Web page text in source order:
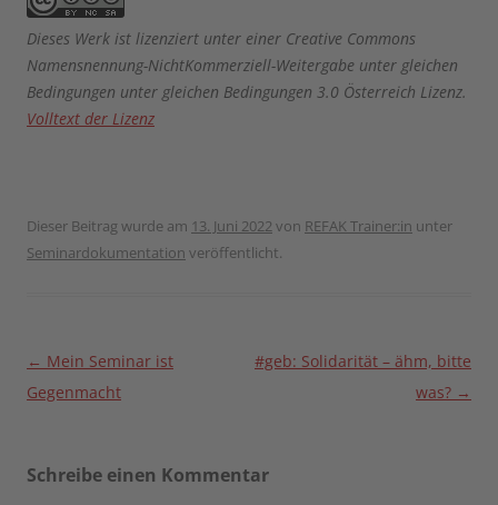
Dieses Werk ist lizenziert unter einer Creative Commons
Namensnennung-NichtKommerziell-Weitergabe unter gleichen
Bedingungen unter gleichen Bedingungen 3.0 Österreich Lizenz.
Volltext der Lizenz
Dieser Beitrag wurde am 13. Juni 2022von REFAK Trainer:in unter
Seminardokumentation veröffentlicht.
Beitragsnavigation
← Mein Seminar ist
Gegenmacht
#geb: Solidarität – ähm, bitte
was? →
Schreibe einen Kommentar